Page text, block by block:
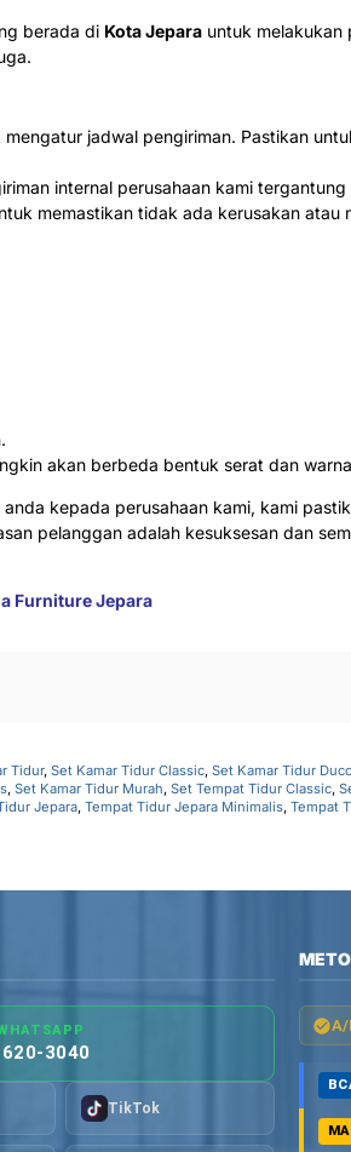
berada di Kota Jepara untuk melakukan
jadwal pengiriman. Pastikan
internal perusahaan kami
memastikan tidak ada kerusakan atau
akan berbeda bentuk serat dan
kepada perusahaan kami, kami
pelanggan adalah kesuksesan dan
Furniture Jepara
Tidur, Set Kamar Tidur Classic, Set Kamar Tidur Duco
, Set Kamar Tidur Murah, Set Tempat Tidur Classic,
Jepara, Tempat Tidur Jepara Minimalis, Tempat
3040
TikTok
A/